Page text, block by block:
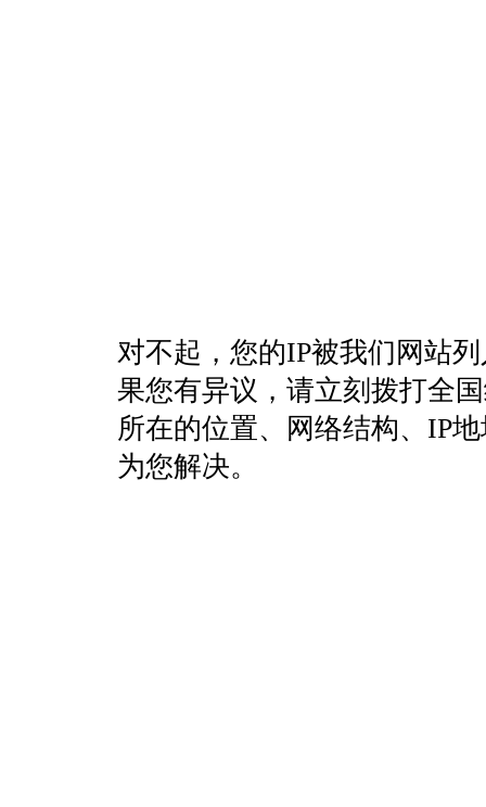
对不起，您的IP被我们网站
果您有异议，请立刻拨打全
所在的位置、网络结构、IP
为您解决。